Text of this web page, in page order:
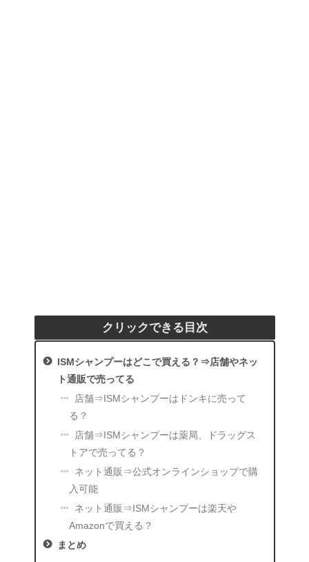
クリックできる目次
ISMシャンプーはどこで買える？⇒店舗やネッ
ト通販で売ってる
店舗⇒ISMシャンプーはドンキに売って
る？
店舗⇒ISMシャンプーは薬局、ドラッグス
トアで売ってる？
ネット通販⇒公式オンラインショップで購
入可能
ネット通販⇒ISMシャンプーは楽天や
Amazonで買える？
まとめ